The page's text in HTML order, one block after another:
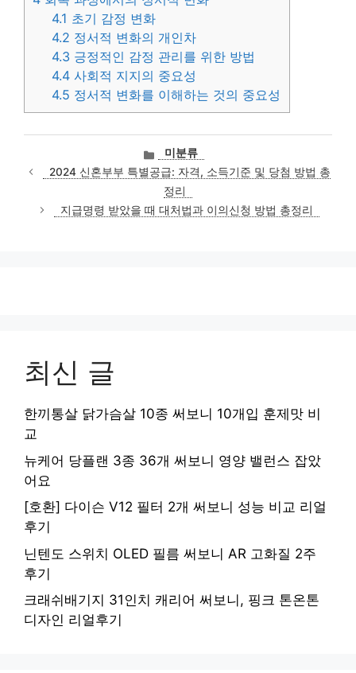
4.1 초기 감정 변화
4.2 정서적 변화의 개인차
4.3 긍정적인 감정 관리를 위한 방법
4.4 사회적 지지의 중요성
4.5 정서적 변화를 이해하는 것의 중요성
카
테
고
리
미분류
2024 신혼부부 특별공급: 자격, 소득기준 및 당첨 방법 총
정리
지급명령 받았을 때 대처법과 이의신청 방법 총정리
최신 글
한끼통살 닭가슴살 10종 써보니 10개입 훈제맛 비
교
뉴케어 당플랜 3종 36개 써보니 영양 밸런스 잡았
어요
[호환] 다이슨 V12 필터 2개 써보니 성능 비교 리얼
후기
닌텐도 스위치 OLED 필름 써보니 AR 고화질 2주
후기
크래쉬배기지 31인치 캐리어 써보니, 핑크 톤온톤
디자인 리얼후기